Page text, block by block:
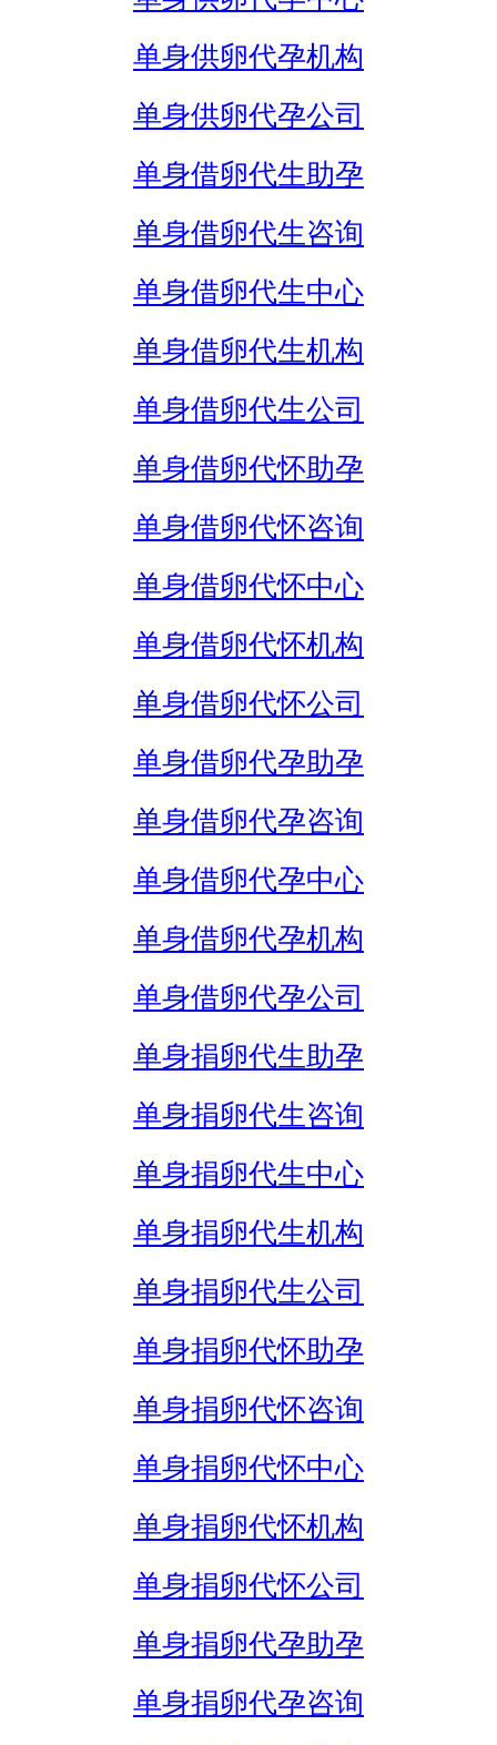
单身供卵代孕机构
单身供卵代孕公司
单身借卵代生助孕
单身借卵代生咨询
单身借卵代生中心
单身借卵代生机构
单身借卵代生公司
单身借卵代怀助孕
单身借卵代怀咨询
单身借卵代怀中心
单身借卵代怀机构
单身借卵代怀公司
单身借卵代孕助孕
单身借卵代孕咨询
单身借卵代孕中心
单身借卵代孕机构
单身借卵代孕公司
单身捐卵代生助孕
单身捐卵代生咨询
单身捐卵代生中心
单身捐卵代生机构
单身捐卵代生公司
单身捐卵代怀助孕
单身捐卵代怀咨询
单身捐卵代怀中心
单身捐卵代怀机构
单身捐卵代怀公司
单身捐卵代孕助孕
单身捐卵代孕咨询